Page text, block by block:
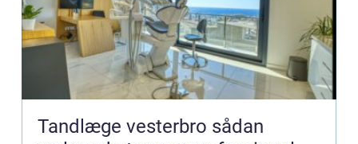
Tandlæge vesterbro sådan